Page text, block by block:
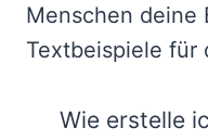
Menschen deine
Textbeispiele für
Wie erstelle